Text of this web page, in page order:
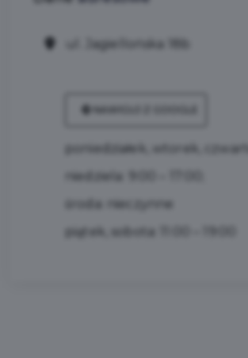
ul. Jagiellońska 18b
poniedziałek, wtorek,
niedziela: 9:00 – 17:00;
środa: nieczynne
piątek, sobota: 11:00 – 19:00